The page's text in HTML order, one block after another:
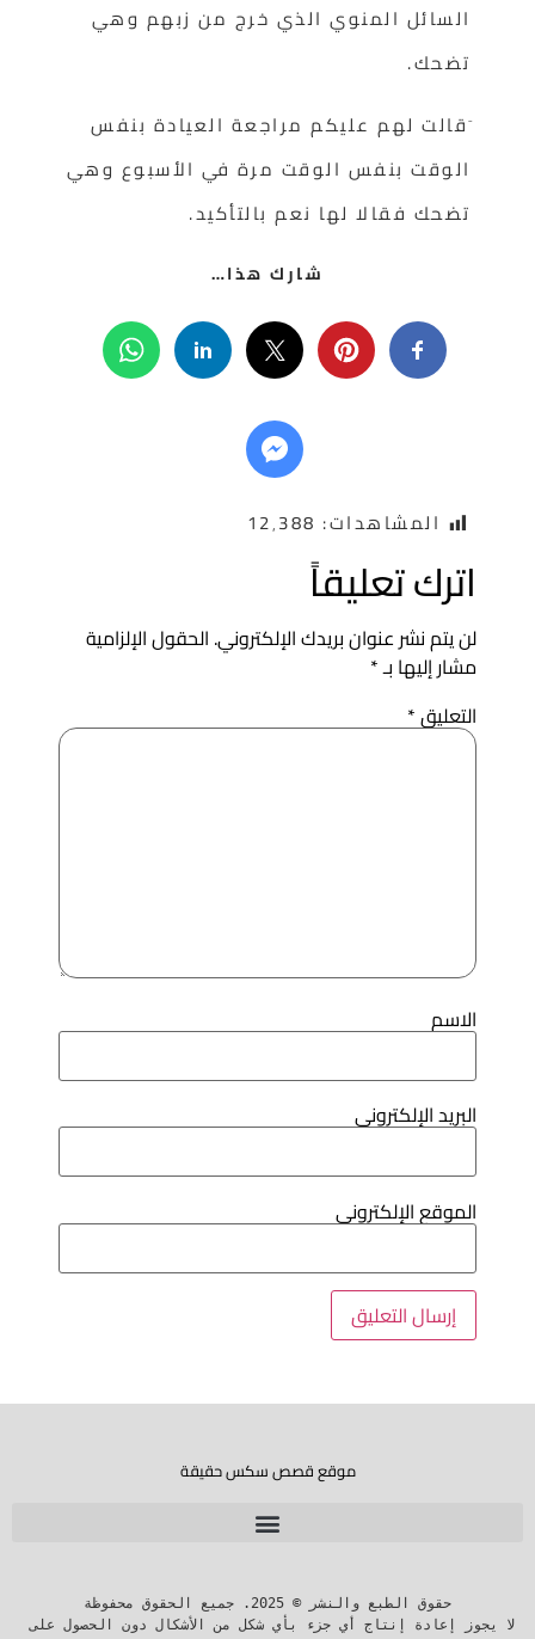
السائل المنوي الذي خرج من زبهم وهي
َقالت لهم عليكم مراجعة العيادة بنفس
الوقت بنفس الوقت مرة في الأسبوع وهي
تضحك فقالا لها نعم بالتأكيد.
شارك هذا…
المشاهدات: 12٬388
تعليقاً
يتم نشر عنوان بريدك الإلكتروني.الحقول الإلزامية
إليها بـ*
*
الإلكتروني
الإلكتروني
موقع قصص سكس حقيقة
لا يجوز إعادة إنتاج أي جزء بأي شكل من الأشكال دون الحصول على